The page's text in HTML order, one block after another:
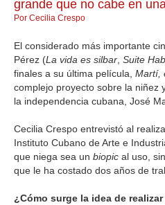
grande que no cabe en
Por Cecilia Crespo
El considerado más importante
Pérez (La vida es silbar Suite
finales a su última película, Martí,
complejo proyecto sobre la niñez
la independencia cubana, José
Cecilia Crespo entrevistó al
Instituto Cubano de Arte e
que niega sea un biopic al uso,
que le ha costado dos años de
¿Cómo surge la idea de